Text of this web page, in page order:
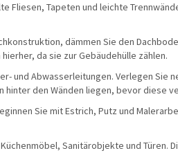
Fliesen, Tapeten und leichte
dämmen Sie den
da sie zur Gebäudehülle zählen.
und Abwasserleitungen. Verlegen Sie
hinter den Wänden liegen, bevor diese
Sie mit Estrich, Putz und
Sanitärobjekte und Türen.